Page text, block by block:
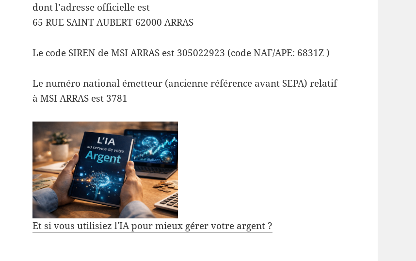
dont l’adresse officielle est
65 RUE SAINT AUBERT 62000 ARRAS
Le code SIREN de MSI ARRAS est 305022923 (code NAF/APE: 6831Z )
Le numéro national émetteur (ancienne référence avant SEPA) relatif
à MSI ARRAS est 3781
Et si vous utilisiez l'IA pour mieux gérer votre argent ?